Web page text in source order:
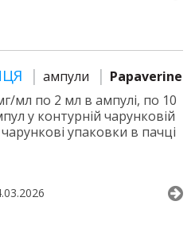
ампули
Papaverine
мл по 2 мл в ампулі, по 10
у контурній чарунковій
упаковки в пачці